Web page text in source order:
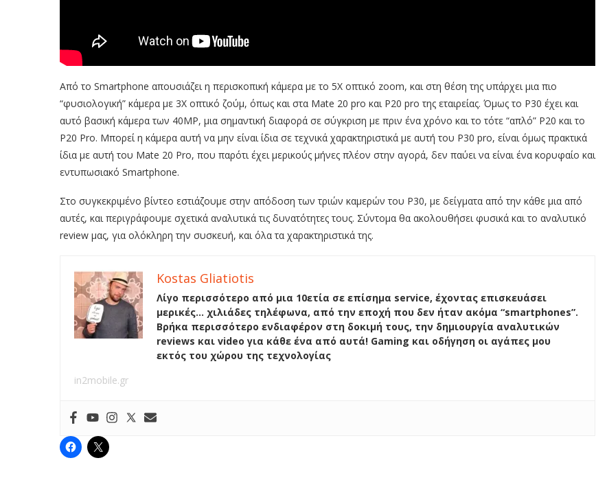
Από το Smartphone απουσιάζει η περισκοπική κάμερα με το 5Χ οπτικό zoom, και στη θέση της υπάρχει μια πιο
“φυσιολογική” κάμερα με 3Χ οπτικό ζούμ, όπως και στα Mate 20 pro και P20 pro της εταιρείας. Όμως το P30 έχει και
αυτό βασική κάμερα των 40ΜΡ, μια σημαντική διαφορά σε σύγκριση με πριν ένα χρόνο και το τότε “απλό” Ρ20 και το
P20 Pro. Μπορεί η κάμερα αυτή να μην είναι ίδια σε τεχνικά χαρακτηριστικά με αυτή του P30 pro, είναι όμως πρακτικά
ίδια με αυτή του Mate 20 Pro, που παρότι έχει μερικούς μήνες πλέον στην αγορά, δεν παύει να είναι ένα κορυφαίο και
εντυπωσιακό Smartphone.
Στο συγκεκριμένο βίντεο εστιάζουμε στην απόδοση των τριών καμερών του P30, με δείγματα από την κάθε μια από
αυτές, και περιγράφουμε σχετικά αναλυτικά τις δυνατότητες τους. Σύντομα θα ακολουθήσει φυσικά και το αναλυτικό
review μας, για ολόκληρη την συσκευή, και όλα τα χαρακτηριστικά της.
Kostas Gliatiotis
Λίγο περισσότερο από μια 10ετία σε επίσημα service, έχοντας επισκευάσει
μερικές… χιλιάδες τηλέφωνα, από την εποχή που δεν ήταν ακόμα “smartphones”.
Βρήκα περισσότερο ενδιαφέρον στη δοκιμή τους, την δημιουργία αναλυτικών
reviews και video για κάθε ένα από αυτά! Gaming και οδήγηση οι αγάπες μου
εκτός του χώρου της τεχνολογίας
in2mobile.gr